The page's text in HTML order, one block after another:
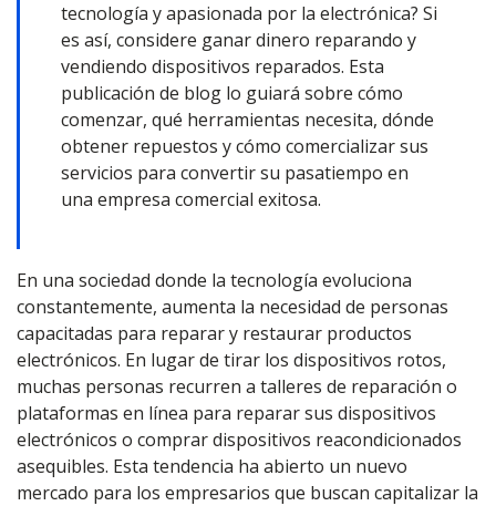
tecnología y apasionada por la electrónica? Si
es así, considere ganar dinero reparando y
vendiendo dispositivos reparados. Esta
publicación de blog lo guiará sobre cómo
comenzar, qué herramientas necesita, dónde
obtener repuestos y cómo comercializar sus
servicios para convertir su pasatiempo en
una empresa comercial exitosa.
En una sociedad donde la tecnología evoluciona
constantemente, aumenta la necesidad de personas
capacitadas para reparar y restaurar productos
electrónicos. En lugar de tirar los dispositivos rotos,
muchas personas recurren a talleres de reparación o
plataformas en línea para reparar sus dispositivos
electrónicos o comprar dispositivos reacondicionados
asequibles. Esta tendencia ha abierto un nuevo
mercado para los empresarios que buscan capitalizar la